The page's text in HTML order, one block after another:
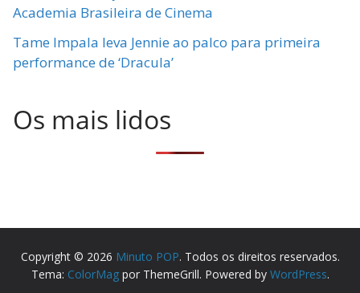
Academia Brasileira de Cinema
Tame Impala leva Jennie ao palco para primeira
performance de ‘Dracula’
Os mais lidos
Copyright © 2026 Minuto POP. Todos os direitos reservados.
Tema: ColorMagpor ThemeGrill. Powered by WordPress.